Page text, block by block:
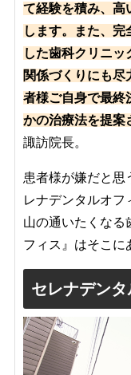
て経験を積み、高
します。また、
した歯科クリニ
関係づくりにも尽
者様ご自身で最終
かの治療法を提案
諏訪院長。
患者様が嫌だと思
レナデンタルオフ
山の通いたくなる
フィス』はそこに
セレナデン